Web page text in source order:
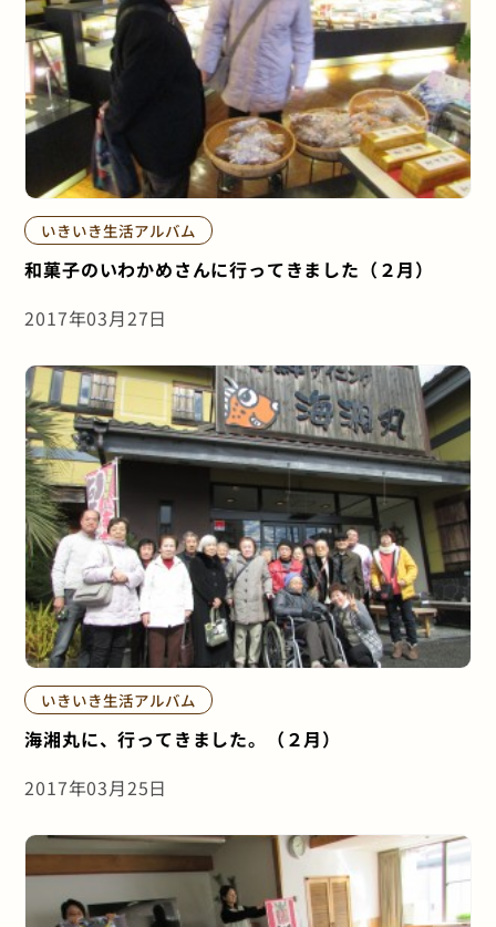
いきいき生活アルバム
和菓子のいわかめさんに行ってきました（２月）
2017年03月27日
いきいき生活アルバム
海湘丸に、行ってきました。（２月）
2017年03月25日